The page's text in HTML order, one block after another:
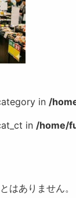
in /
in /home/
はありません。